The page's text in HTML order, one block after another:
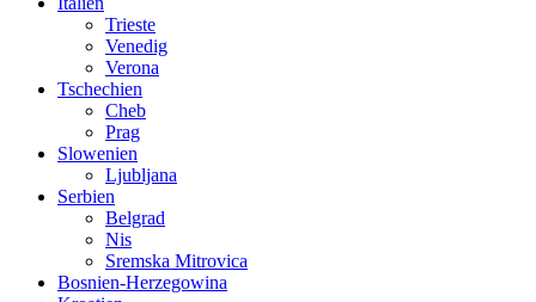
Trieste
Venedig
Verona
Tschechien
Cheb
Prag
Slowenien
Ljubljana
Serbien
Belgrad
Nis
Sremska Mitrovica
Bosnien-Herzegowina